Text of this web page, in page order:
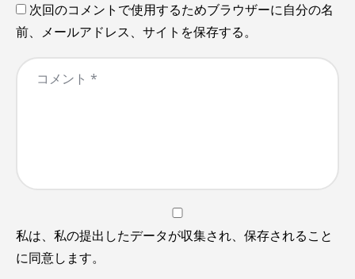
次回のコメントで使用するためブラウザーに自分の名
前、メールアドレス、サイトを保存する。
私は、私の提出したデータが収集され、保存されること
に同意します。